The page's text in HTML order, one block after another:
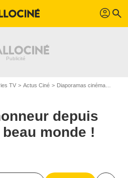
profil search
TV Actus Ciné Diaporamas cinéma
depuis
monde !